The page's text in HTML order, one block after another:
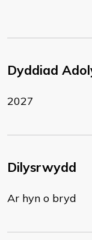
Dyddiad
2027
Dilysrwydd
Ar hyn o bryd